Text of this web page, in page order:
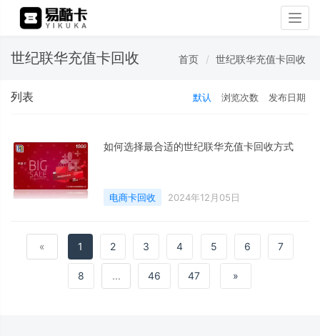
世纪联华充值卡回收 首页 世纪联华充值卡回收
列表 默认 浏览次数 发布日期
如何选择最合适的世纪联华充值卡回收方式
电商卡回收 2024年12月05日
« 1 2 3 4 5 6 7
8 ... 46 47 »